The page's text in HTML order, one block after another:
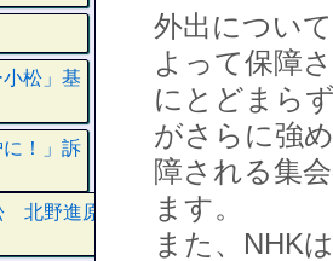
外出につい
よって保障
にとどまら
がさらに強
障される集
ます。
また、NHK
松」基
！」訴
北野進原